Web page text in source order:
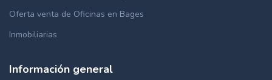
Oferta venta de Oficinas en Bages
Inmobiliarias
Información general